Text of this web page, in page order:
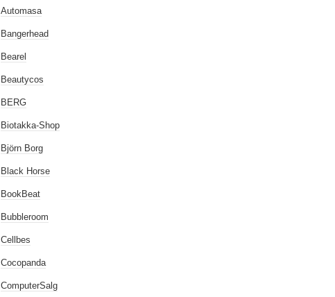
Automasa
Bangerhead
Bearel
Beautycos
BERG
Biotakka-Shop
Björn Borg
Black Horse
BookBeat
Bubbleroom
Cellbes
Cocopanda
ComputerSalg